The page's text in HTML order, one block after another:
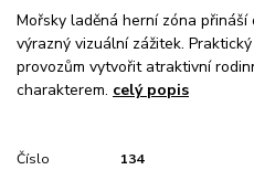
Mořsky laděná herní zóna
výrazný vizuální zážitek.
provozům vytvořit atraktivní
charakterem. celý popis
Číslo
134